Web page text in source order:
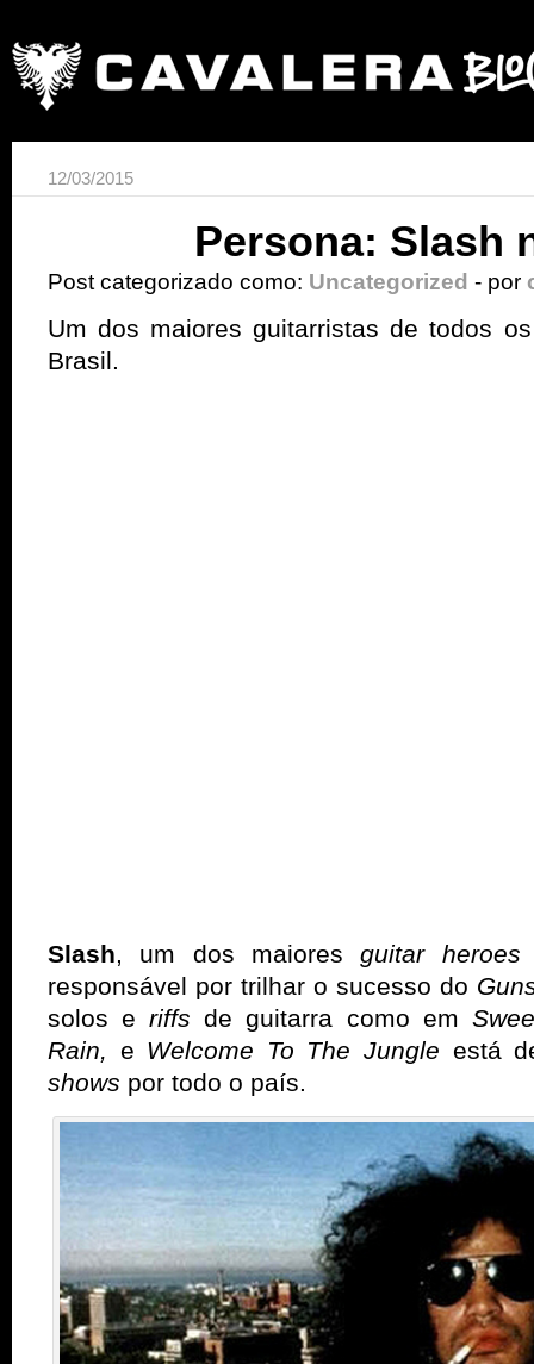
12/03/2015
Persona: Slash
Post categorizado como: Uncategorized - por
Um dos maiores guitarristas de todos
Brasil.
Slash, um dos maioresguitar
responsável por trilhar o sucesso do
solos eriffsde guitarra como em
Rain, e Welcome To The Jungle está
shows por todo o país.